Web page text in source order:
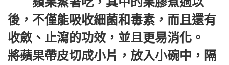
後，不僅能吸收細菌和毒素，而且還有
收斂、止瀉的功效，並且更易消化。
將蘋果帶皮切成小片，放入小碗中，隔